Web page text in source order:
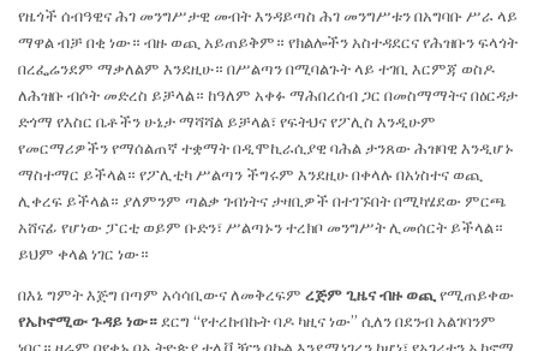
የዜጎች ሰብዓዊና ሕገ መንግሥታዊ መብት እንዳይጣስ ሕገ መንግሥቱን በአግባቡ ሥራ ላይ
ማዋል ብቻ በቂ ነው። ብዙ ወጪ አይጠይቅም። የክልሎችን አስተዳደርና የሕዝቡን ፍላጎት
በረፌሬንደም ማቃለልም እንደዚሁ። በሥልጣን በሚባልጉት ላይ ተገቢ እርምጃ ወስዶ
ለሕዝቡ ብሶት መድረስ ይቻላል። ከዓለም አቀፉ ማሕበረሰብ ጋር በመስማማትና በዕርዳታ
ድጎማ የእስር ቤቶችን ሁኔታ ማሻሻል ይቻላል፣ የፍትህና የፖሊስ እንዲሁም
የመርማሪዎችን የማሰልጠኛ ተቋማት በዲሞኪራሲያዊ ባሕል ታንጸው ሕዝባዊ እንዲሆኑ
ማስተማር ይችላል። የፖሊቲካ ሥልጣን ችግሩም እንደዚሁ በቀላሉ በአነስተና ወጪ
ሊቀረፍ ይችላል። ያለምንም ጣልቃ ገብነትና ታዛቢዎች በተገኙበት በሚካሄደው ምርጫ
አሸናፊ የሆነው ፓርቲ ወይም ቡድን፣ ሥልጣኑን ተረክቦ መንግሥት ሊመሰርት ይችላል።
ይህም ቀላል ነገር ነው።
በእኔ ግምት እጅግ በጣም አሳሳቢውና ለመቅረፍም ረጅም ጊዜና ብዙ ወጪ የሚጠይቀው
የኤኮኖሚው ጉዳይ ነው። ደርግ “የተረከብኩት ባዶ ካዚና ነው” ሲለን በደንብ አልገባንም